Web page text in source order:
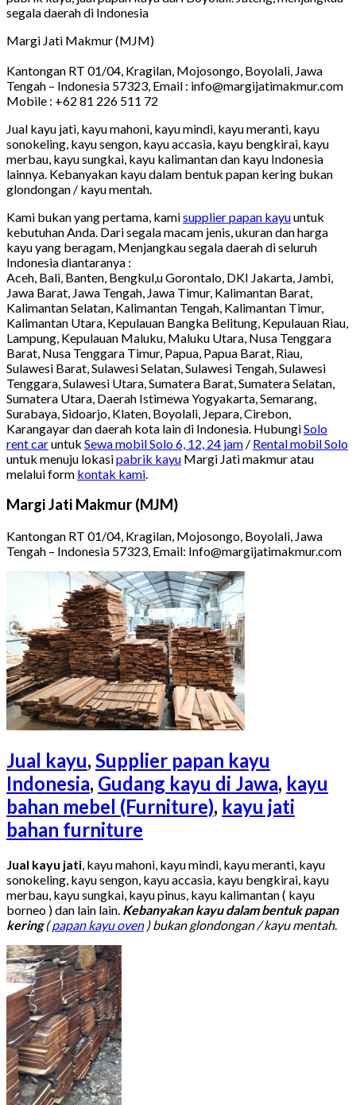
segala daerah di Indonesia
Margi Jati Makmur (MJM)
Kantongan RT 01/04, Kragilan, Mojosongo, Boyolali, Jawa
Tengah – Indonesia 57323, Email : info@margijatimakmur.com
Mobile : +62 81 226 511 72
Jual kayu jati, kayu mahoni, kayu mindi, kayu meranti, kayu
sonokeling, kayu sengon, kayu accasia, kayu bengkirai, kayu
merbau, kayu sungkai, kayu kalimantan dan kayu Indonesia
lainnya. Kebanyakan kayu dalam bentuk papan kering bukan
glondongan / kayu mentah.
Kami bukan yang pertama, kamisupplier papan kayuuntuk
kebutuhan Anda. Dari segala macam jenis, ukuran dan harga
kayu yang beragam, Menjangkau segala daerah di seluruh
Indonesia diantaranya :
Aceh, Bali, Banten, Bengkul,u Gorontalo, DKI Jakarta, Jambi,
Jawa Barat, Jawa Tengah, Jawa Timur, Kalimantan Barat,
Kalimantan Selatan, Kalimantan Tengah, Kalimantan Timur,
Kalimantan Utara, Kepulauan Bangka Belitung, Kepulauan Riau,
Lampung, Kepulauan Maluku, Maluku Utara, Nusa Tenggara
Barat, Nusa Tenggara Timur, Papua, Papua Barat, Riau,
Sulawesi Barat, Sulawesi Selatan, Sulawesi Tengah, Sulawesi
Tenggara, Sulawesi Utara, Sumatera Barat, Sumatera Selatan,
Sumatera Utara, Daerah Istimewa Yogyakarta, Semarang,
Surabaya, Sidoarjo, Klaten, Boyolali, Jepara, Cirebon,
Karangayar dan daerah kota lain di Indonesia. HubungiSolo
rent caruntuk Sewa mobil Solo 6, 12, 24 jam / Rental mobil Solo
untuk menuju lokasipabrik kayu Margi Jati makmur atau
melalui form kontak kami
Margi Jati Makmur (MJM)
Kantongan RT 01/04, Kragilan, Mojosongo, Boyolali, Jawa
Tengah – Indonesia 57323, Email: Info@margijatimakmur.com
Jual kayu, Supplier papan kayu
Indonesia, Gudang kayu di Jawa, kayu
bahan mebel (Furniture), kayu jati
bahan furniture
Jual kayu jati, kayu mahoni, kayu mindi, kayu meranti, kayu
sonokeling, kayu sengon, kayu accasia, kayu bengkirai, kayu
merbau, kayu sungkai, kayu pinus, kayu kalimantan ( kayu
borneo ) dan lain lain. Kebanyakan kayu dalam bentuk papan
kering(papan kayu oven) bukan glondongan / kayu mentah.